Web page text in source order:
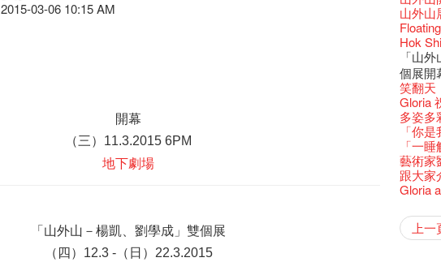
2015-03-06 10:15 AM
開幕
（三）
11.3.2015 6PM
地下劇場
「山外山－楊凱、劉學成」雙個展
（四）
12.3 -（日） 22.3.2015
藝穗會
The
Feste
藝穗好
藝穗會
藝術作
古宅裏
古宅
奶庫
TEE
【德國
價 🍯 】
玉露
✈ 數量
煎茶篇
✈數量
演出期
4月21
暫時
我們的
藝穗會
聖誕平
爵士樂
票房
那位女
走向自
藝穗會
儀式
爵士時
爵士時
藝穗會
This
對@藝
還未太
新年快
青菜
治‧翁
JAZZ
爵士時
JAZZ
【藝穗
Pop-
格外地
Sony
the
– 31,
煥然一
參觀啦
【招募!
《她
篇
觀賞《
意事項
WE
Fringe
招聘
【招募
「創作
對待，
【當昌
藝穗
7pm*
Photo
Susie
員、
具創造
暖又迷
舞台上
drinks
藝穗會
一分鐘
們一生
Sold
聘請:
注意:
處將於
【藝穗
世的秘
全新會
文化生
【藝穗
麼是最
【藝
🕵【有
【藝穗
廚Joe
【藝穗
藝穗會
多級樓
【藝穗
窗外路
【藝穗
一位看
【藝穗
斯的詩
【藝穗
根在藝
Japan
Ring-
👻
會的20
👻
【藝穗
什麼藝
10月15
常踴躍
【藝穗
牛奶
【藝穗
登登登
啦！
🎈
🕵【有
【藝穗
+
第三場
設計藝
【藝穗
成！
藝穗會
密係。
藝穗會
秘密
藝穗會
計劃」
的準導
願望
一連
且結
諗好今
未？一
藝穗會
8月20
第一次
"Enjoy
裸對話
取得了
售罄，
名。
「給他
劇做出
墨爾本
2016年
在攝
品味藝
暫停開
藝穗默
Lee
Fung
Listen
客席策
these
years.."
三隻手
2月5日
公開招
熱情滿
圖利古
風欲靜
2015-
百年未
藝穗會
2015
下午茶
Arts
喜氣洋
普世
八周年
藝術公
次會議
試過冰
素食午
五月方
兩位藝
上的新
Benny
術》訪
藝術家
北烈風
掛起乙
Elaine
Benny
2015-
山外山
Hok
「山
個展開
笑翻天
Gloria
多姿多
「你
「一
藝術家
跟大家
Gloria
藝穗
要吃一
「在藝
新年新
十築香
Bay在
與冰冰
啡！
BHA
冰​窖之
十年，
藝術家
冰窖今
攝影廊
12:00-
上一